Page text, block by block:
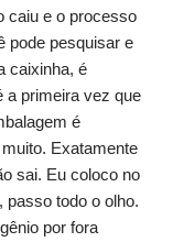
caiu e o processo
pode pesquisar e
caixinha, é
a primeira vez que
é
Exatamente
sai. Eu coloco no
passo todo o olho.
por fora